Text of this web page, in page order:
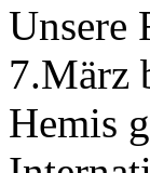
Unsere
7.März
Hemis